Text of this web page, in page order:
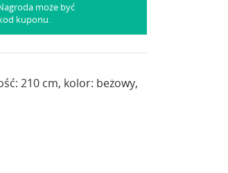
może być
kuponu.
210 cm, kolor: beżowy,